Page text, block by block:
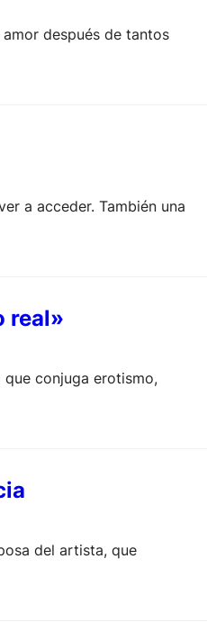
después de tantos
a acceder. También una
real»
conjuga erotismo,
del artista, que